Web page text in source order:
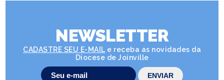
NEWSLETTER
CADASTRE SEU E-MAIL e receba as novidades da
Diocese de Joinville